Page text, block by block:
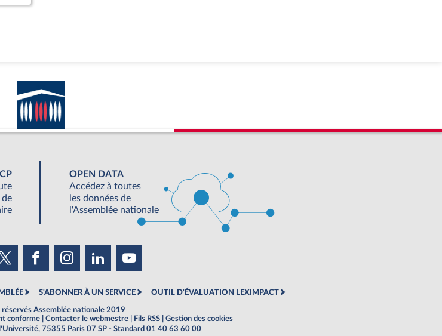
de
OPEN DATA
Accédez à toutes
les données de
l'Assemblée nationale
S'ABONNER À UN SERVICE OUTIL D'ÉVALUATION LEXIMPACT
Assemblée nationale 2019
conforme Contacter le webmestre Fils RSS
Gestion des cookies
75355 Paris 07 SP - Standard 01 40 63 60 00